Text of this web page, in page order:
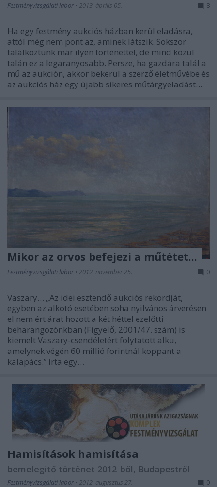
Festményvizsgálati labor • 2013. április 05. 8
Ha egy festmény aukciós házban kerül eladásra,
attól még nem pont az, aminek látszik. Sokszor
találkoztunk már ilyen történettel, de mind közül
talán ez a legaranyosabb. Persze, ha gazdára talál a
mű az aukción, akkor bekerül a szerző életművébe és
az aukciós ház egy újabb sikeres műtárgyeladást…
Mikor az orvos befejezi a műtétet...
Festményvizsgálati labor • 2012. november 25. 0
Vaszary… „Az idei esztendő aukciós rekordját,
egyben az alkotó esetében soha nyilvános árverésen
el nem ért árat hozott a két héttel ezelőtti
beharangozónkban (Figyelő, 2001/47. szám) is
kiemelt Vaszary-csendéletért folytatott alku,
amelynek végén 60 millió forintnál koppant a
kalapács.” írta egy…
Hamisítások hamisítása
bemelegítő történet 2012-ből, Budapestről
Festményvizsgálati labor • 2012. augusztus 27. 0